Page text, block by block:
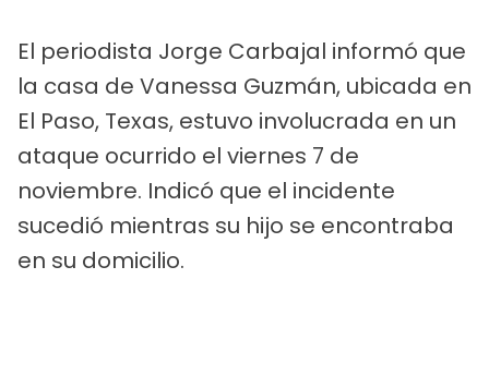
El periodista Jorge Carbajal informó que
la casa de Vanessa Guzmán, ubicada en
El Paso, Texas, estuvo involucrada en un
ataque ocurrido el viernes 7 de
noviembre. Indicó que el incidente
sucedió mientras su hijo se encontraba
en su domicilio.